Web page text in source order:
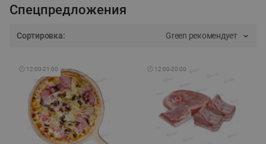
Спецпредложения
Сортировка: Green рекомендует
🕘 12:00-21:00 🕘 12:00-20:00